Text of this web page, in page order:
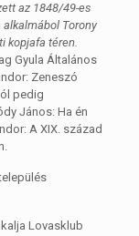
az 1848/49-es
Torony
kopjafa téren.
Gyula Általános
Zeneszó
pedig
János: Ha én
A XIX. század
Lovasklub